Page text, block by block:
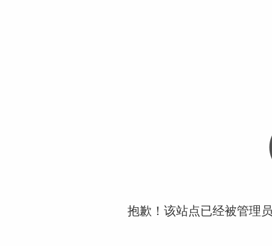
抱歉！该站点已经被管理